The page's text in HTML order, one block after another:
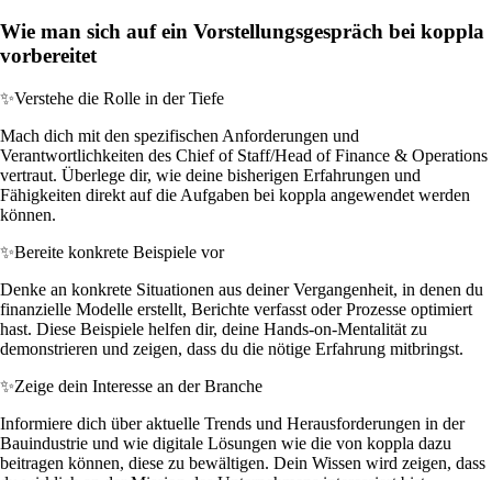
Wie man sich auf ein Vorstellungsgespräch bei koppla
vorbereitet
✨Verstehe die Rolle in der Tiefe
Mach dich mit den spezifischen Anforderungen und
Verantwortlichkeiten des Chief of Staff/Head of Finance & Operations
vertraut. Überlege dir, wie deine bisherigen Erfahrungen und
Fähigkeiten direkt auf die Aufgaben bei koppla angewendet werden
können.
✨Bereite konkrete Beispiele vor
Denke an konkrete Situationen aus deiner Vergangenheit, in denen du
finanzielle Modelle erstellt, Berichte verfasst oder Prozesse optimiert
hast. Diese Beispiele helfen dir, deine Hands-on-Mentalität zu
demonstrieren und zeigen, dass du die nötige Erfahrung mitbringst.
✨Zeige dein Interesse an der Branche
Informiere dich über aktuelle Trends und Herausforderungen in der
Bauindustrie und wie digitale Lösungen wie die von koppla dazu
beitragen können, diese zu bewältigen. Dein Wissen wird zeigen, dass